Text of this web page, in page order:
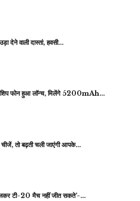
देने वाली दास्तां, हवसी…
फोन हुआ लॉन्च, मिलेंगे 5200mAh…
तो बढ़ती चली जाएंगी आपके…
टी-20 मैच नहीं जीत सकते’-…